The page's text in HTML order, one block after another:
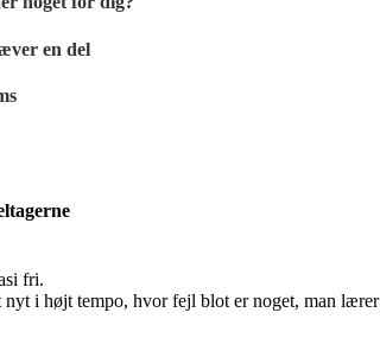
en del
fri.
i højt tempo, hvor fejl blot er noget, man lærer